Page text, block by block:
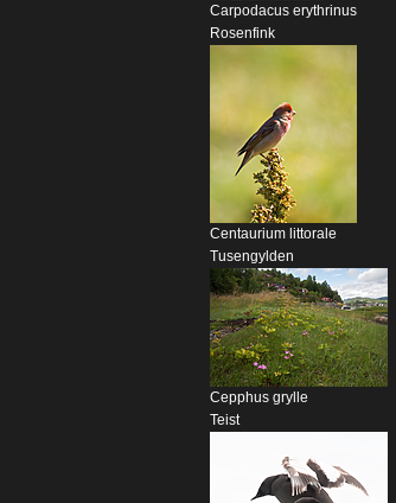
Carpodacus erythrinus
Rosenfink
Centaurium littorale
Tusengylden
Cepphus grylle
Teist